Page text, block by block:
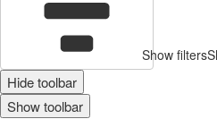
Show filters
Hide toolbar
Show toolbar